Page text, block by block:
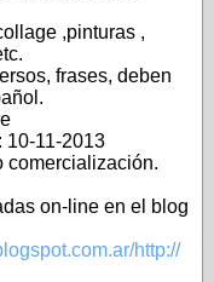
,pinturas ,
frases, deben
10-11-2013
comercialización.
on-line en el blog
http://